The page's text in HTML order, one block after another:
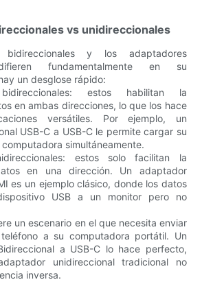
vs unidireccionales
bidireccionales y los adaptadores
fundamentalmente en su
un desglose rápido:
estos habilitan la
en ambas direcciones, lo que los hace
versátiles. Por ejemplo, un
USB-C a USB-C le permite cargar su
simultáneamente.
estos solo facilitan la
en una dirección. Un adaptador
es un ejemplo clásico, donde los datos
USB a un monitor pero no
un escenario en el que necesita enviar
a su computadora portátil. Un
a USB-C lo hace perfecto,
unidireccional tradicional no
inversa.